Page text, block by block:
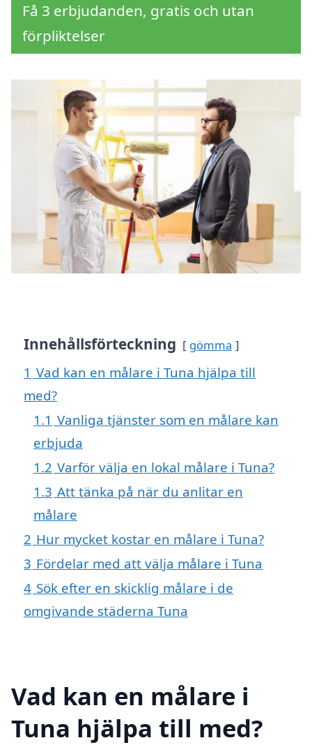
Få 3 erbjudanden, gratis och utan
förpliktelser
Innehållsförteckning gömma
1 Vad kan en målare i Tuna hjälpa till
med?
1.1 Vanliga tjänster som en målare kan
erbjuda
1.2 Varför välja en lokal målare i Tuna?
1.3 Att tänka på när du anlitar en
målare
2 Hur mycket kostar en målare i Tuna?
3 Fördelar med att välja målare i Tuna
4 Sök efter en skicklig målare i de
omgivande städerna Tuna
Vad kan en målare i
Tuna hjälpa till med?